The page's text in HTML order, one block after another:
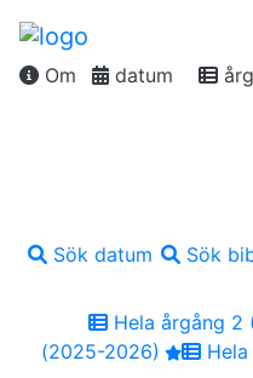
Om datum
Sök datum
Sök
Hela årgång 2
(2025-2026)